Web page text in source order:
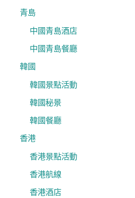
青島
中國青島酒店
中國青島餐廳
韓國
韓國景點活動
韓國秘景
韓國餐廳
香港
香港景點活動
香港航線
香港酒店